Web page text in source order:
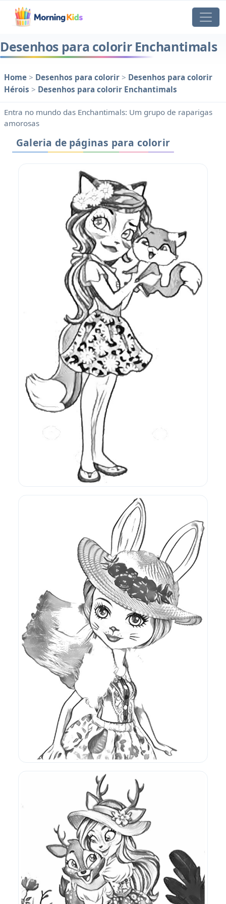
Desenhos para colorir Enchantimals
Home > Desenhos para colorir > Desenhos para colorir
Hérois > Desenhos para colorir Enchantimals
Entra no mundo das Enchantimals: Um grupo de raparigas
amorosas
Galeria de páginas para colorir